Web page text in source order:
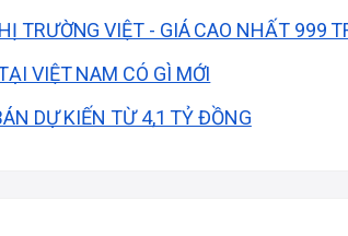
TRƯỜNG VIỆT - GIÁ CAO NHẤT 999
VIỆT NAM CÓ GÌ MỚI
DỰ KIẾN TỪ 4,1 TỶ ĐỒNG